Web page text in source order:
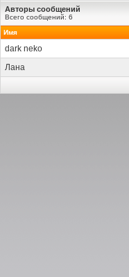
Авторы сообщений
Всего сообщений: 6
Имя
dark neko
Лана